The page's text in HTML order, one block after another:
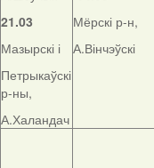
21.03
Мазырскі і
Петрыкаўскі
р-ны,
А.Халандач
Мёрскі р-н,
А.Вінчэўскі